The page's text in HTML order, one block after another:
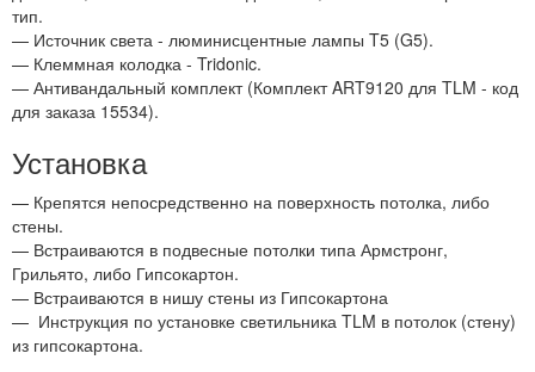
тип.
— Источник света - люминисцентные лампы T5 (G5).
— Клеммная колодка - Tridonic.
— Антивандальный комплект (Комплект ART9120 для TLM - код
для заказа 15534).
Установка
— Крепятся непосредственно на поверхность потолка, либо
стены.
— Встраиваются в подвесные потолки типа Армстронг,
Грильято, либо Гипсокартон.
— Встраиваются в нишу стены из Гипсокартона
— Инструкция по установке светильника TLM в потолок (стену)
из гипсокартона.